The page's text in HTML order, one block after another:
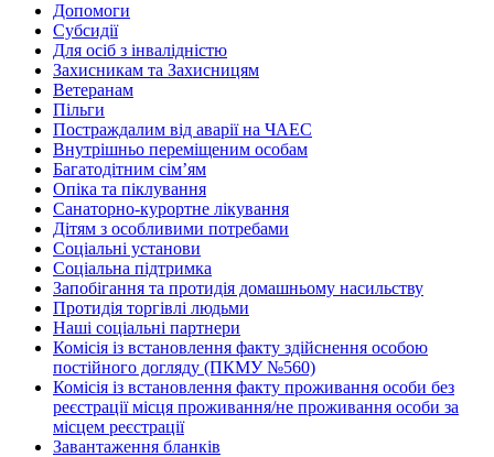
Допомоги
Субсидії
Для осіб з інвалідністю
Захисникам та Захисницям
Ветеранам
Пільги
Постраждалим від аварії на ЧАЕС
Внутрішньо переміщеним особам
Багатодітним сім’ям
Опіка та піклування
Санаторно-курортне лікування
Дітям з особливими потребами
Соціальні установи
Соціальна підтримка
Запобігання та протидія домашньому насильству
Протидія торгівлі людьми
Наші соціальні партнери
Комісія із встановлення факту здійснення особою
постійного догляду (ПКМУ №560)
Комісія із встановлення факту проживання особи без
реєстрації місця проживання/не проживання особи за
місцем реєстрації
Завантаження бланків